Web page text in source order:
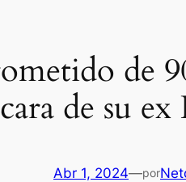
de
de su
Abr 1, 2024—por